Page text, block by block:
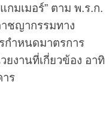
กมเมอร์” ตาม พ.ร.ก.
ชญากรรมทาง
กำหนดมาตรการ
งานที่เกี่ยวข้อง อาทิ
ร